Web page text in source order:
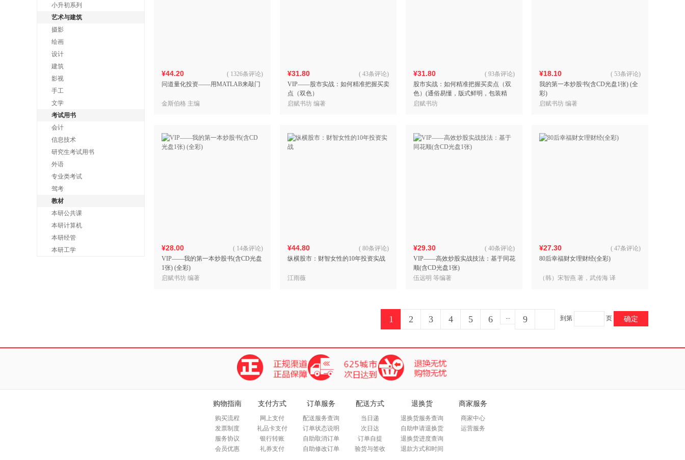
小升初系列
艺术与建筑
摄影
绘画
设计
建筑
影视
手工
文学
考试用书
会计
信息技术
研究生考试用书
外语
专业类考试
驾考
教材
本研公共课
本研计算机
本研经管
本研工学
¥44.20
问道量化投资——用MATLAB来敲门
( 1326条评论)
金斯伯格 主编
¥31.80
VIP——股市实战：如何精准把握买卖
点（双色）
( 43条评论)
启赋书坊 编著
¥31.80
股市实战：如何精准把握买卖点（双
色）(通俗易懂，版式鲜明，包装精
美，阅读体验一级棒)
( 93条评论)
启赋书坊
¥18.10
我的第一本炒股书(含CD光盘1张) (全
彩)
( 53条评论)
启赋书坊 编著
¥28.00
VIP——我的第一本炒股书(含CD光盘
1张) (全彩)
( 14条评论)
启赋书坊 编著
¥44.80
纵横股市：财智女性的10年投资实战
( 80条评论)
江雨薇
¥29.30
VIP——高效炒股实战技法：基于同花
顺(含CD光盘1张)
( 40条评论)
伍远明 等编著
¥27.30
80后幸福财女理财经(全彩)
( 47条评论)
（韩）宋智燕 著，武传海 译
到第 页 确定
1 2 3 4 5 6 ... 9
购物指南
购买流程
发票制度
服务协议
会员优惠
支付方式
网上支付
礼品卡支付
银行转账
礼券支付
订单服务
配送服务查询
订单状态说明
自助取消订单
自助修改订单
配送方式
当日递
次日达
订单自提
验货与签收
退换货
退换货服务查询
自助申请退换货
退换货进度查询
退款方式和时间
商家服务
商家中心
运营服务